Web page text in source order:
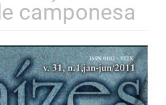
camponesa